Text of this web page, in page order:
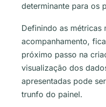
determinante para os
Definindo as métricas
acompanhamento,
próximo passo na
visualização dos
apresentadas pode
trunfo do painel.